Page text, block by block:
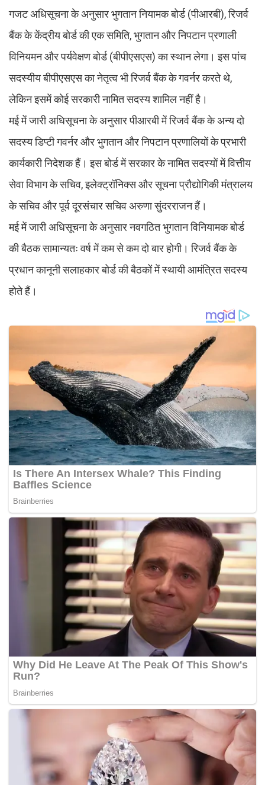
गजट अधिसूचना के अनुसार भुगतान नियामक बोर्ड (पीआरबी), रिजर्व
बैंक के केंद्रीय बोर्ड की एक समिति, भुगतान और निपटान प्रणाली
विनियमन और पर्यवेक्षण बोर्ड (बीपीएसएस) का स्थान लेगा। इस पांच
सदस्यीय बीपीएसएस का नेतृत्व भी रिजर्व बैंक के गवर्नर करते थे,
लेकिन इसमें कोई सरकारी नामित सदस्य शामिल नहीं है।
मई में जारी अधिसूचना के अनुसार पीआरबी में रिजर्व बैंक के अन्य दो
सदस्य डिप्टी गवर्नर और भुगतान और निपटान प्रणालियों के प्रभारी
कार्यकारी निदेशक हैं। इस बोर्ड में सरकार के नामित सदस्यों में वित्तीय
सेवा विभाग के सचिव, इलेक्ट्रॉनिक्स और सूचना प्रौद्योगिकी मंत्रालय
के सचिव और पूर्व दूरसंचार सचिव अरुणा सुंदरराजन हैं।
मई में जारी अधिसूचना के अनुसार नवगठित भुगतान विनियामक बोर्ड
की बैठक सामान्यतः वर्ष में कम से कम दो बार होगी। रिजर्व बैंक के
प्रधान कानूनी सलाहकार बोर्ड की बैठकों में स्थायी आमंत्रित सदस्य
होते हैं।